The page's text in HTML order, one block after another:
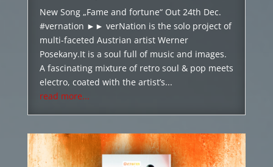
New Song „Fame and fortune“ Out 24th Dec.
#vernation ►► verNation is the solo project of
multi-faceted Austrian artist Werner
Posekany.It is a soul full of music and images.
A fascinating mixture of retro soul & pop meets
electro, coated with the artist’s...
read more...